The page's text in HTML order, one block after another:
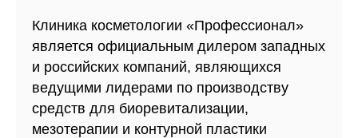
Клиника косметологии «Профессионал»
является официальным дилером западных
и российских компаний, являющихся
ведущими лидерами по производству
средств для биоревитализации,
мезотерапии и контурной пластики